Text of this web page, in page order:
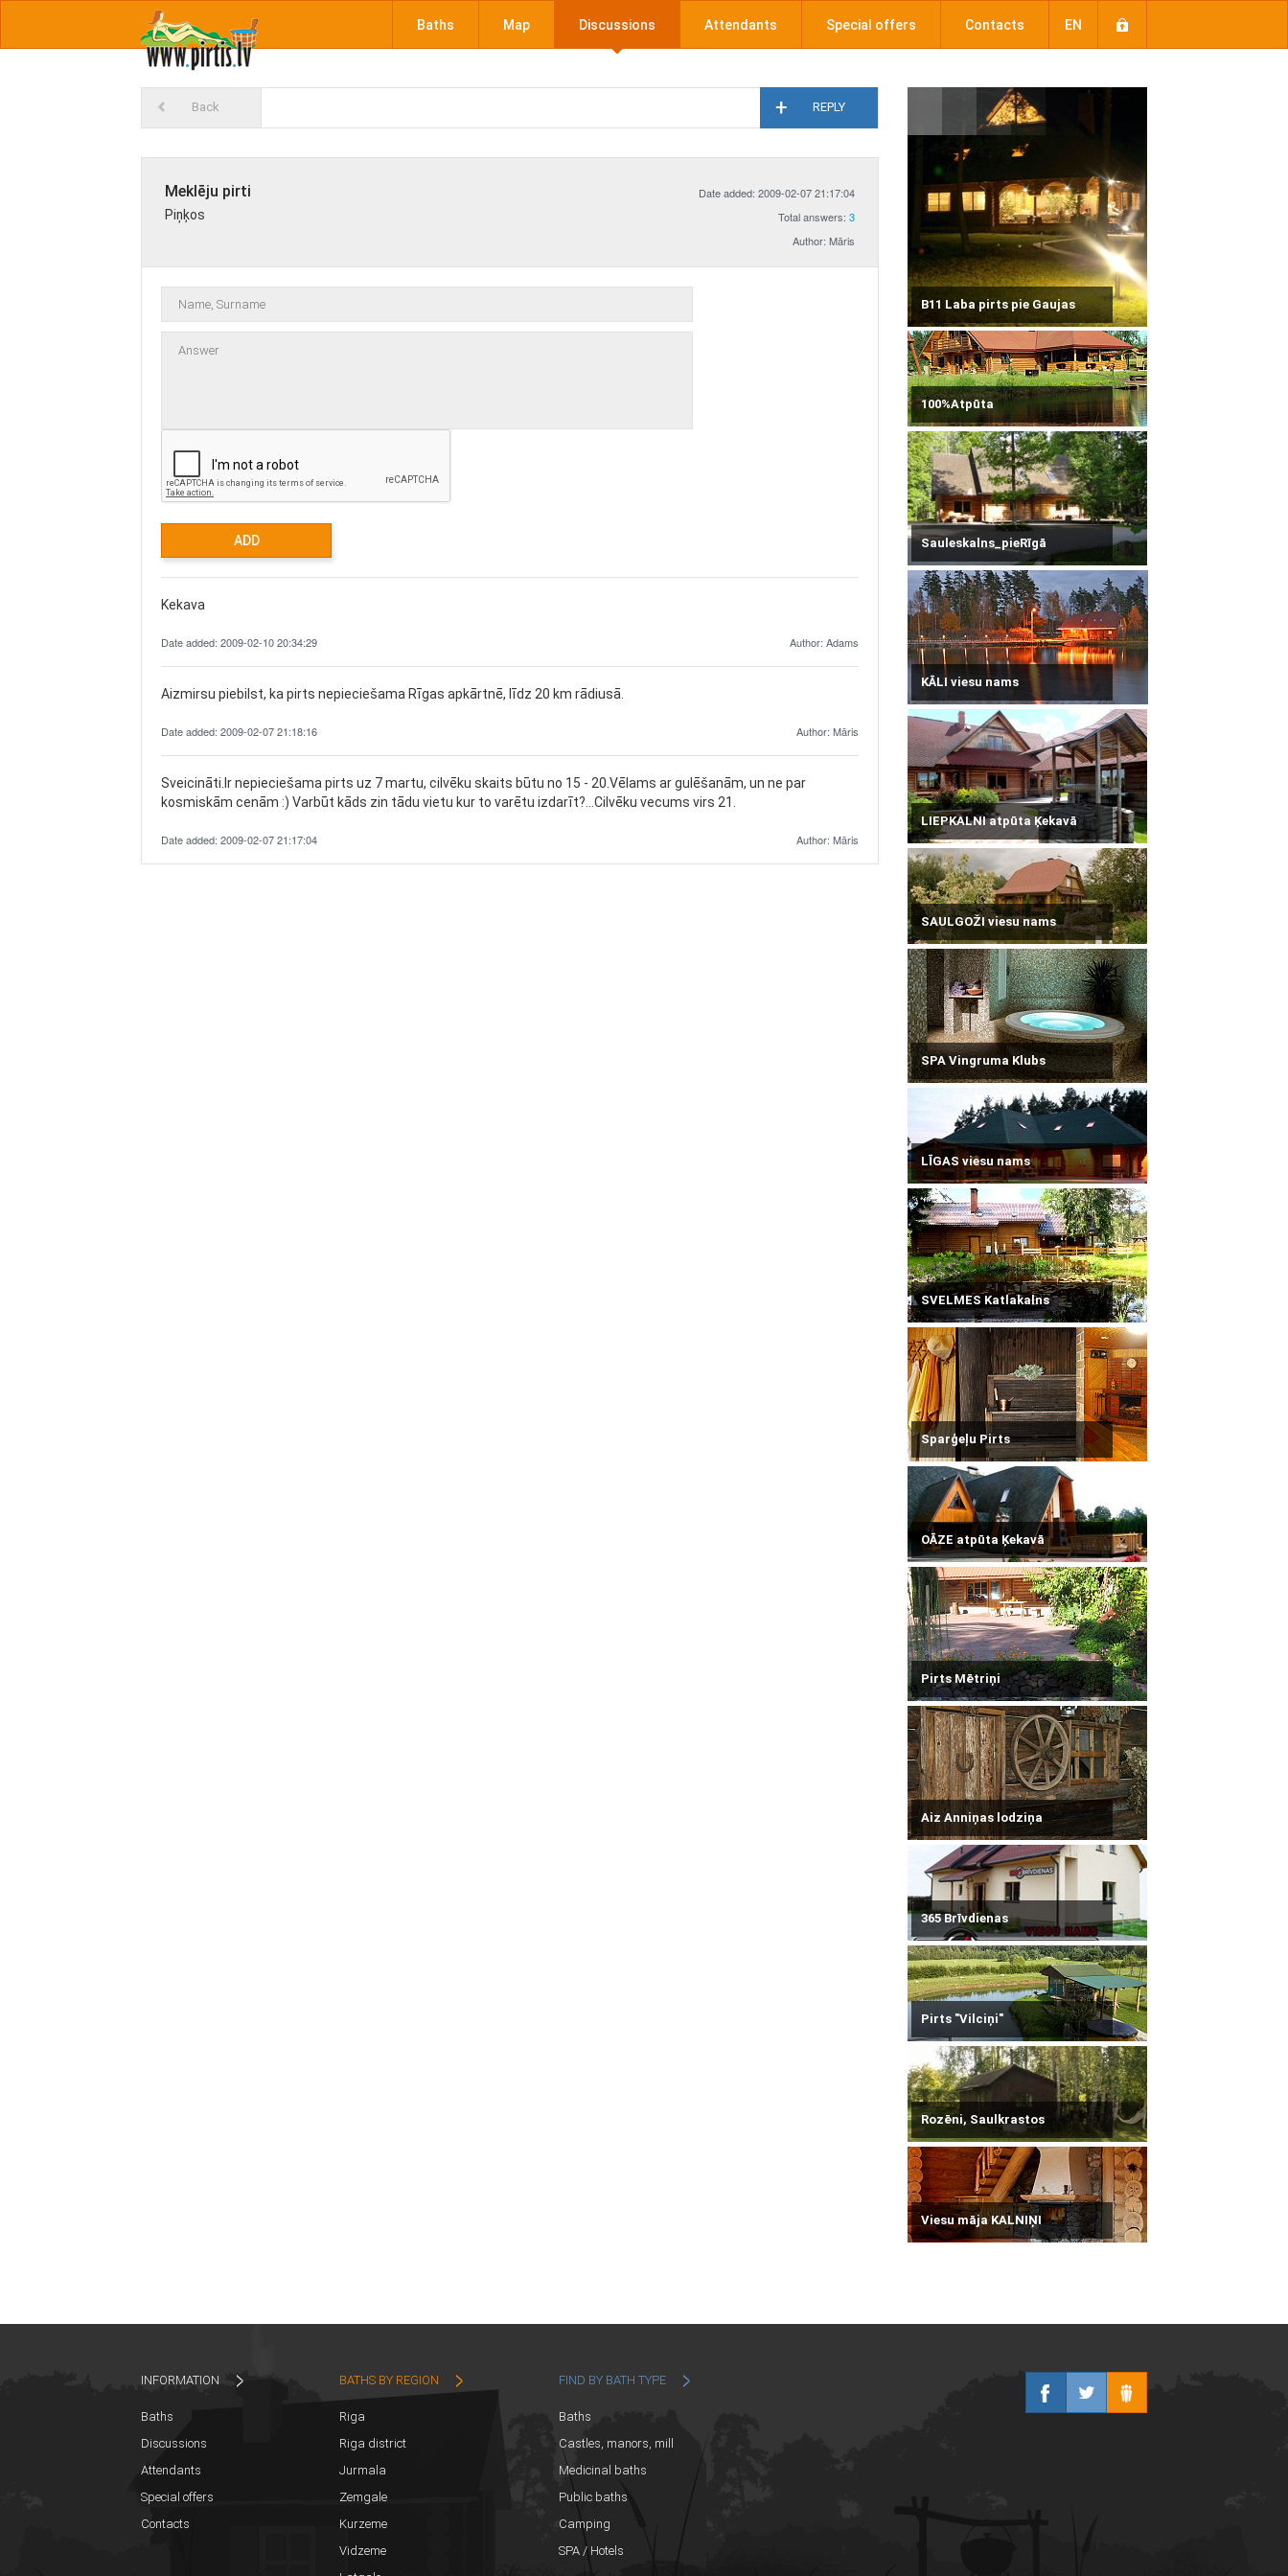
Baths Map Discussions Attendants Special offers Contacts EN
B11 Laba pirts pie Gaujas
100%Atpūta
Sauleskalns_pieRīgā
KĀLI viesu nams
LIEPKALNI atpūta Ķekavā
SAULGOŽI viesu nams
SPA Vingruma Klubs
LĪGAS viesu nams
SVELMES Katlakalns
Sparģeļu Pirts
OĀZE atpūta Ķekavā
Pirts Mētriņi
Aiz Anniņas lodziņa
365 Brīvdienas
Pirts "Vilciņi"
Rozēni, Saulkrastos
Viesu māja KALNIŅI
Back REPLY
Meklēju pirti
Piņķos
Date added: 2009-02-07 21:17:04
Total answers: 3
Author: Māris
Kekava
Date added: 2009-02-10 20:34:29 Author: Adams
Aizmirsu piebilst, ka pirts nepieciešama Rīgas apkārtnē, līdz 20 km rādiusā.
Date added: 2009-02-07 21:18:16 Author: Māris
Sveicināti.Ir nepieciešama pirts uz 7 martu, cilvēku skaits būtu no 15 - 20.Vēlams ar gulēšanām, un ne par
kosmiskām cenām :) Varbūt kāds zin tādu vietu kur to varētu izdarīt?...Cilvēku vecums virs 21.
Date added: 2009-02-07 21:17:04 Author: Māris
INFORMATION
Baths
Discussions
Attendants
Special offers
Contacts
BATHS BY REGION
Riga
Riga district
Jurmala
Zemgale
Kurzeme
Vidzeme
FIND BY BATH TYPE
Baths
Castles, manors, mill
Medicinal baths
Public baths
Camping
SPA / Hotels